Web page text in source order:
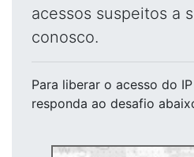
acessos suspeitos a
conosco.
Para liberar o acesso do IP
responda ao desafio